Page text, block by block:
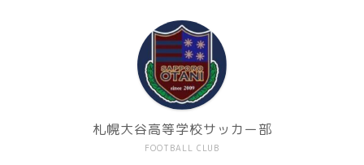
FOOTBALL CLUB
札幌大谷高等学校サッカー部